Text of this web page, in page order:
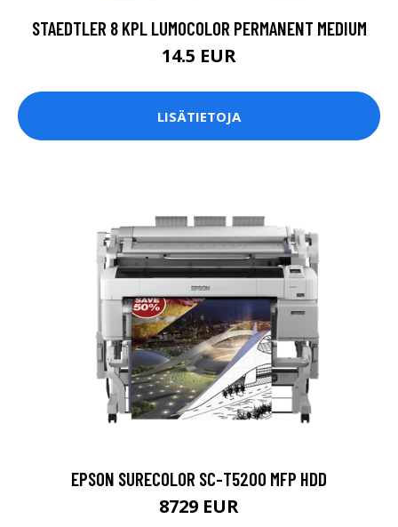
STAEDTLER 8 KPL LUMOCOLOR PERMANENT MEDIUM
14.5 EUR
LISÄTIETOJA
EPSON SURECOLOR SC-T5200 MFP HDD
8729 EUR